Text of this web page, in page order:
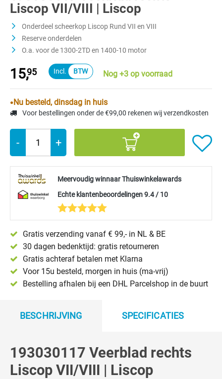
Liscop VII/VIII | Liscop
Onderdeel scheerkop Liscop Rund VII en VIII
Reserve onderdelen
O.a. voor de 1300-2TD en 1400-10 motor
15,95 Nog +3 op voorraad
Nu besteld, dinsdag in huis
Voor bestellingen onder de €99,00 rekenen wij verzendkosten
- +
Meervoudig winnaar Thuiswinkelawards
Echte klantenbeoordelingen 9.4 / 10
Gratis verzending vanaf € 99,- in NL & BE
30 dagen bedenktijd: gratis retourneren
Gratis achteraf betalen met Klarna
Voor 15u besteld, morgen in huis (ma-vrij)
Bestelling afhalen bij een DHL Parcelshop in de buurt
BESCHRIJVING SPECIFICATIES
193030117 Veerblad rechts
Liscop VII/VIII | Liscop